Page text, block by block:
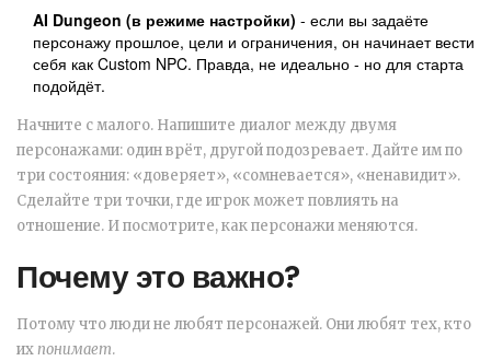
AI Dungeon (в режиме настройки) - если вы задаёте
персонажу прошлое, цели и ограничения, он начинает вести
себя как Custom NPC. Правда, не идеально - но для старта
подойдёт.
Начните с малого. Напишите диалог между двумя
персонажами: один врёт, другой подозревает. Дайте им по
три состояния: «доверяет», «сомневается», «ненавидит».
Сделайте три точки, где игрок может повлиять на
отношение. И посмотрите, как персонажи меняются.
Почему это важно?
Потому что люди не любят персонажей. Они любят тех, кто
ихпонимает.